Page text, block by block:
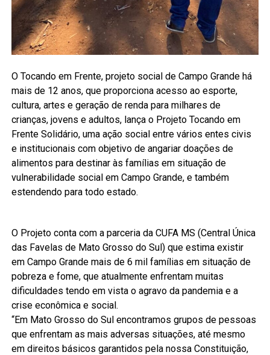
O Tocando em Frente, projeto social de Campo Grande há
mais de 12 anos, que proporciona acesso ao esporte,
cultura, artes e geração de renda para milhares de
crianças, jovens e adultos, lança o Projeto Tocando em
Frente Solidário, uma ação social entre vários entes civis
e institucionais com objetivo de angariar doações de
alimentos para destinar às famílias em situação de
vulnerabilidade social em Campo Grande, e também
estendendo para todo estado.
O Projeto conta com a parceria da CUFA MS (Central Única
das Favelas de Mato Grosso do Sul) que estima existir
em Campo Grande mais de 6 mil famílias em situação de
pobreza e fome, que atualmente enfrentam muitas
dificuldades tendo em vista o agravo da pandemia e a
crise econômica e social.
“Em Mato Grosso do Sul encontramos grupos de pessoas
que enfrentam as mais adversas situações, até mesmo
em direitos básicos garantidos pela nossa Constituição,